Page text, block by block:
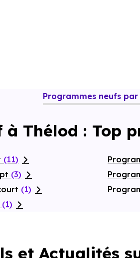
Programmes neufs
Thélod : Top
(11)
(3)
(1)
(1)
et Actualités